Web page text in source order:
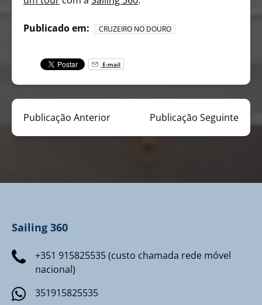
Publicado em: CRUZEIRO NO DOURO
E-mail
Publicação Anterior Publicação Seguinte
Sailing 360
+351 915825535 (custo chamada rede móvel
nacional)
351915825535